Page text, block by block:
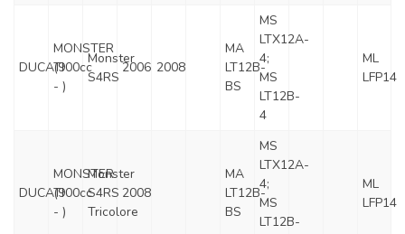
DUCATI
MONSTER
(900cc
- )
Monster
S4RS
2006 2008
MA
LT12B-
BS
MS
LTX12A-
4;
MS
LT12B-
4
ML
LFP14
DUCATI
MONSTER
(900cc
- )
Monster
S4RS
Tricolore
2008
MA
LT12B-
BS
MS
LTX12A-
4;
MS
LT12B-
ML
LFP14